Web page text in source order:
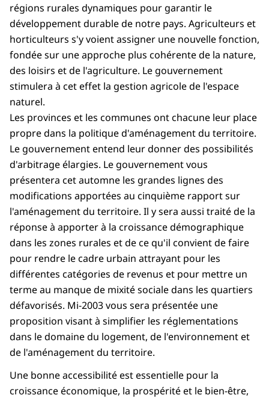
régions rurales dynamiques pour garantir le
développement durable de notre pays. Agriculteurs et
horticulteurs s'y voient assigner une nouvelle fonction,
fondée sur une approche plus cohérente de la nature,
des loisirs et de l'agriculture. Le gouvernement
stimulera à cet effet la gestion agricole de l'espace
naturel.
Les provinces et les communes ont chacune leur place
propre dans la politique d'aménagement du territoire.
Le gouvernement entend leur donner des possibilités
d'arbitrage élargies. Le gouvernement vous
présentera cet automne les grandes lignes des
modifications apportées au cinquième rapport sur
l'aménagement du territoire. Il y sera aussi traité de la
réponse à apporter à la croissance démographique
dans les zones rurales et de ce qu'il convient de faire
pour rendre le cadre urbain attrayant pour les
différentes catégories de revenus et pour mettre un
terme au manque de mixité sociale dans les quartiers
défavorisés. Mi-2003 vous sera présentée une
proposition visant à simplifier les réglementations
dans le domaine du logement, de l'environnement et
de l'aménagement du territoire.
Une bonne accessibilité est essentielle pour la
croissance économique, la prospérité et le bien-être,